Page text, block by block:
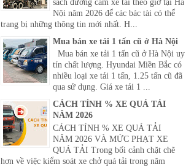
sách đường cấm xe tải theo giờ tại Hà
Nội năm 2026 để các bác tài có thể
trang bị những thông tin mới nhất. H...
Mua bán xe tải 1 tấn cũ ở Hà Nội
Mua bán xe tải 1 tấn cũ ở Hà Nội uy
tín chất lượng. Hyundai Miền Bắc có
nhiều loại xe tải 1 tấn, 1.25 tấn cũ đã
qua sử dụng. Giá xe tải 1 ...
CÁCH TÍNH % XE QUÁ TẢI
NĂM 2026
CÁCH TÍNH % XE QUÁ TẢI
NĂM 2026 VÀ MỨC PHẠT XE
QUÁ TẢI Trong bối cảnh chặt chẽ
hơn về việc kiểm soát xe chở quá tải trong năm